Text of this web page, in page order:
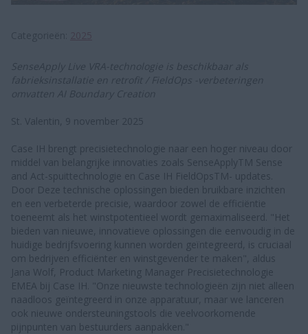
SenseApply Live VRA-technologie is beschikbaar als
fabrieksinstallatie en retrofit / FieldOps -verbeteringen
omvatten AI Boundary Creation
St. Valentin, 9 november 2025
Case IH brengt precisietechnologie naar een hoger niveau door
middel van belangrijke innovaties zoals SenseApplyTM Sense
and Act-spuittechnologie en Case IH FieldOpsTM- updates.
Door Deze technische oplossingen bieden bruikbare inzichten
en een verbeterde precisie, waardoor zowel de efficiëntie
toeneemt als het winstpotentieel wordt gemaximaliseerd. "Het
bieden van nieuwe, innovatieve oplossingen die eenvoudig in de
huidige bedrijfsvoering kunnen worden geïntegreerd, is cruciaal
om bedrijven efficiënter en winstgevender te maken", aldus
Jana Wolf, Product Marketing Manager Precisietechnologie
EMEA bij Case IH. "Onze nieuwste technologieën zijn niet alleen
naadloos geïntegreerd in onze apparatuur, maar we lanceren
ook nieuwe ondersteuningstools die veelvoorkomende
pijnpunten van bestuurders aanpakken."